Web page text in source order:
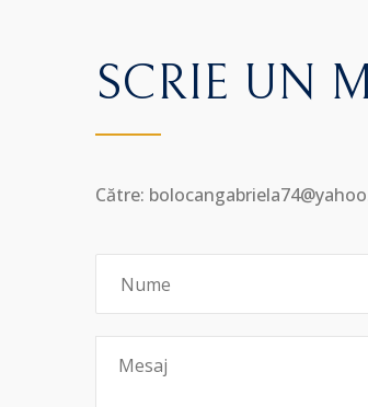
SCRIE UN
Către: